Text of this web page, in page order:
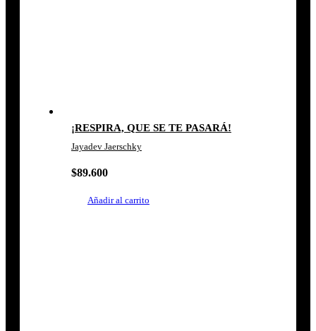
¡RESPIRA, QUE SE TE PASARÁ!
Jayadev Jaerschky
$89.600
Añadir al carrito